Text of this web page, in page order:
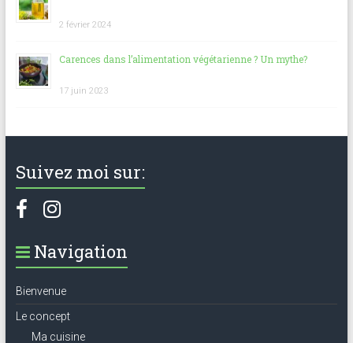
2 février 2024
Carences dans l’alimentation végétarienne ? Un mythe?
17 juin 2023
Suivez moi sur:
Navigation
Bienvenue
Le concept
Ma cuisine